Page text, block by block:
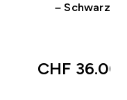
– Schwarz
CHF 36.00‎